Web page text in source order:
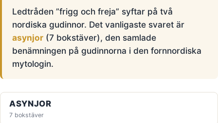
Ledtråden ”frigg och freja” syftar på två
nordiska gudinnor. Det vanligaste svaret är
asynjor(7 bokstäver), den samlade
benämningen på gudinnorna i den fornnordiska
mytologin.
ASYNJOR
7 bokstäver